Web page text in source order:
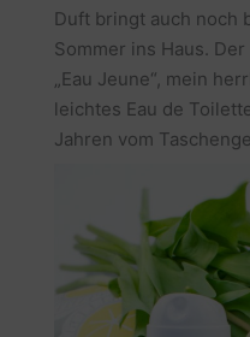
Duft bringt auch noch
Sommer ins Haus.
„Eau Jeune“, mein
leichtes Eau de
Jahren vom